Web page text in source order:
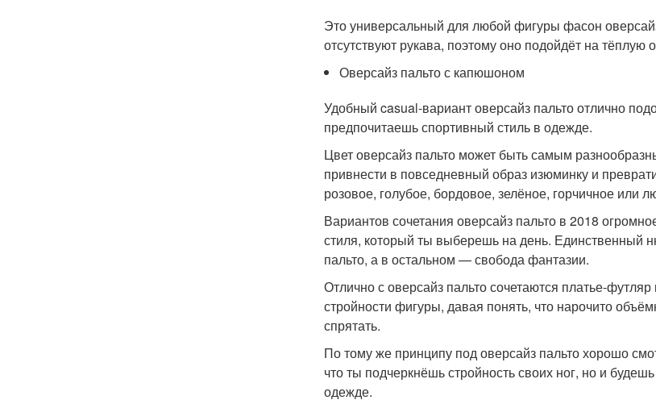
Это универсальный для любой фигуры фасон
отсутствуют рукава, поэтому оно подойдёт на тёплую
Оверсайз пальто с капюшоном
Удобный casual-вариант оверсайз пальто отлично
предпочитаешь спортивный стиль в одежде.
Цвет оверсайз пальто может быть самым
привнести в повседневный образ изюминку и
розовое, голубое, бордовое, зелёное, горчичное или
Вариантов сочетания оверсайз пальто в 2018
стиля, который ты выберешь на день. Единственный
пальто, а в остальном — свобода фантазии.
Отлично с оверсайз пальто сочетаются платье-
стройности фигуры, давая понять, что нарочито
спрятать.
По тому же принципу под оверсайз пальто хорошо
что ты подчеркнёшь стройность своих ног, но и
одежде.